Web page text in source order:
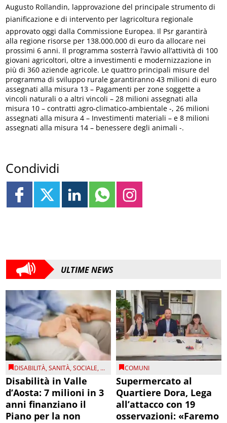
Augusto Rollandin, lapprovazione del principale strumento di
pianificazione e di intervento per lagricoltura regionale
approvato oggi dalla Commissione Europea. Il Psr garantirà
alla regione risorse per 138.000.000 di euro da allocare nei
prossimi 6 anni. Il programma sosterrà l’avvio all’attività di 100
giovani agricoltori, oltre a investimenti e modernizzazione in
più di 360 aziende agricole. Le quattro principali misure del
programma di sviluppo rurale garantiranno 43 milioni di euro
assegnati alla misura 13 – Pagamenti per zone soggette a
vincoli naturali o a altri vincoli – 28 milioni assegnati alla
misura 10 – contratti agro-climatico-ambientale -, 26 milioni
assegnati alla misura 4 – Investimenti materiali – e 8 milioni
assegnati alla misura 14 – benessere degli animali -.
Condividi
ULTIME NEWS
DISABILITÀ,SANITÀ,SOCIALE, ...
Disabilità in Valle
d’Aosta: 7 milioni in 3
anni finanziano il
Piano per la non
COMUNI
Supermercato al
Quartiere Dora, Lega
all’attacco con 19
osservazioni: «Faremo